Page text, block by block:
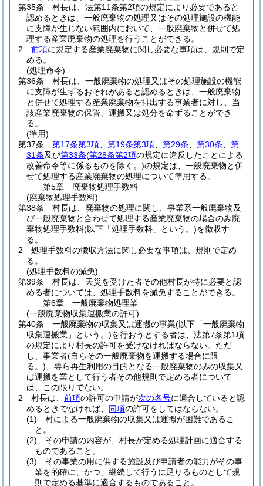
第35条
村長は、法第11条第2項の規定により必要であると
認めるときは、一般廃棄物の処理又はその処理施設の機能
に支障が生じない範囲内において、一般廃棄物と併せて処
理する産業廃棄物の処理を行うことができる。
2
前項に規定する産業廃棄物に関し必要な事項は、規則で定
める。
(処理命令)
第36条
村長は、一般廃棄物の処理又はその処理施設の機能
に支障が生ずるおそれがあると認めるときは、一般廃棄物
と併せて処理する産業廃棄物を排出する事業者に対し、当
該産業廃棄物の保管、運搬又は処分を命ずることができ
る。
(準用)
第37条
第17条第3項 第19条第3項 第29条 第30条
第
31条及び第33条(第28条第2項の規定に違反したことによる
改善命令等に係るものを除く。)の規定は、一般廃棄物と併
せて処理する産業廃棄物の処理について準用する。
第5章
廃棄物処理手数料
(廃棄物処理手数料)
第38条
村長は、廃棄物の処理に関し、事業系一般廃棄物及
び一般廃棄物と合わせて処理する産業廃棄物の場合のみ廃
棄物処理手数料(以下「処理手数料」という。)を徴収す
る。
2
処理手数料の徴収方法に関し必要な事項は、規則で定め
る。
(処理手数料の減免)
第39条
村長は、天災を受けた者その他村長が特に必要と認
める者については、処理手数料を減免することができる。
第6章
一般廃棄物処理業
(一般廃棄物収集運搬業の許可)
第40条
一般廃棄物の収集又は運搬の事業(以下「一般廃棄物
収集運搬業」という。)を行おうとする者は、法第7条第1項
の規定により村長の許可を受けなければならない。 ただ
し、事業者(自らその一般廃棄物を運搬する場合に限
る。) 、専ら再生利用の目的となる一般廃棄物のみの収集又
は運搬を業として行う者その他規則で定める者について
は、この限りでない。
2
村長は、 前項の許可の申請が次の各号に適合していると認
めるときでなければ、 同項の許可をしてはならない。
(1)
村による一般廃棄物の収集又は運搬が困難であるこ
と。
(2)
その申請の内容が、村長が定める処理計画に適合する
ものであること。
(3)
その事業の用に供する施設及び申請者の能力がその事
業を的確に、かつ、継続して行うに足りるものとして規
則で定める基準に適合するものであること。